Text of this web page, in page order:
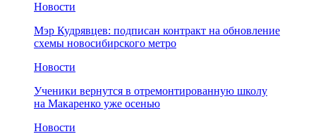
Новости
Мэр Кудрявцев: подписан контракт на обновление
схемы новосибирского метро
Новости
Ученики вернутся в отремонтированную школу
на Макаренко уже осенью
Новости